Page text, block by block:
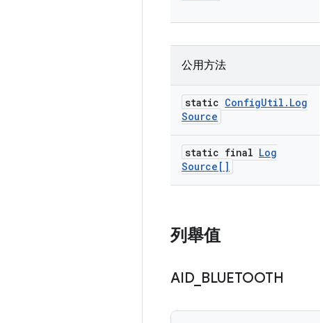
公用方法
static ConfigUtil . Log
Source
static final Log
Source[]
列舉值
AID BLUETOOTH